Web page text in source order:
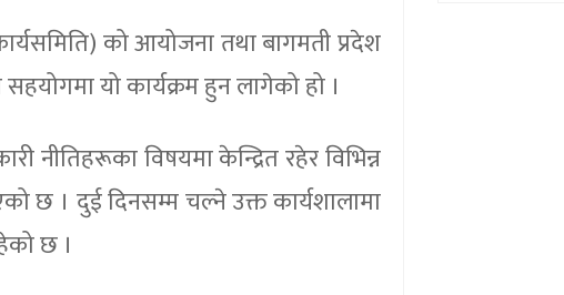
को आयोजना तथा बागमती प्रदेश
यो कार्यक्रम हुन लागेको हो ।
नीतिहरूका विषयमा केन्द्रित रहेर विभिन्न
। दुई दिनसम्म चल्ने उक्त कार्यशालामा
छ ।